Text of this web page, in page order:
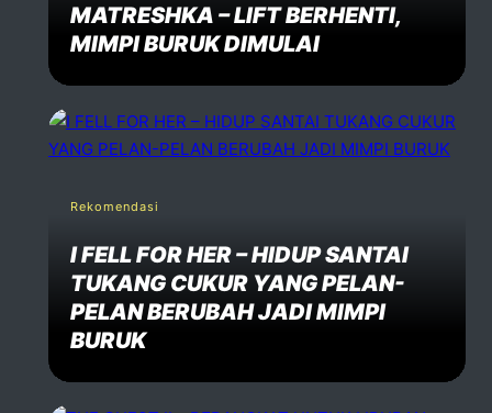
MATRESHKA – LIFT BERHENTI,
MIMPI BURUK DIMULAI
Rekomendasi
I FELL FOR HER – HIDUP SANTAI
TUKANG CUKUR YANG PELAN-
PELAN BERUBAH JADI MIMPI
BURUK